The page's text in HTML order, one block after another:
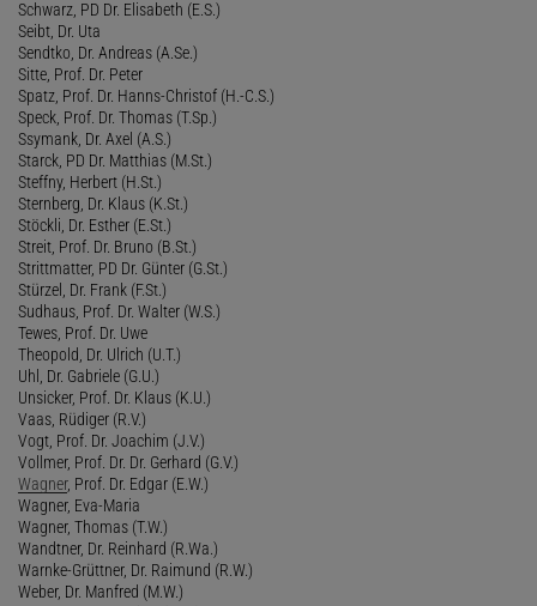
Schwarz, PD Dr. Elisabeth (E.S.)
Seibt, Dr. Uta
Sendtko, Dr. Andreas (A.Se.)
Sitte, Prof. Dr. Peter
Spatz, Prof. Dr. Hanns-Christof (H.-C.S.)
Speck, Prof. Dr. Thomas (T.Sp.)
Ssymank, Dr. Axel (A.S.)
Starck, PD Dr. Matthias (M.St.)
Steffny, Herbert (H.St.)
Sternberg, Dr. Klaus (K.St.)
Stöckli, Dr. Esther (E.St.)
Streit, Prof. Dr. Bruno (B.St.)
Strittmatter, PD Dr. Günter (G.St.)
Stürzel, Dr. Frank (F.St.)
Sudhaus, Prof. Dr. Walter (W.S.)
Tewes, Prof. Dr. Uwe
Theopold, Dr. Ulrich (U.T.)
Uhl, Dr. Gabriele (G.U.)
Unsicker, Prof. Dr. Klaus (K.U.)
Vaas, Rüdiger (R.V.)
Vogt, Prof. Dr. Joachim (J.V.)
Vollmer, Prof. Dr. Dr. Gerhard (G.V.)
Wagner, Prof. Dr. Edgar (E.W.)
Wagner, Eva-Maria
Wagner, Thomas (T.W.)
Wandtner, Dr. Reinhard (R.Wa.)
Warnke-Grüttner, Dr. Raimund (R.W.)
Weber, Dr. Manfred (M.W.)